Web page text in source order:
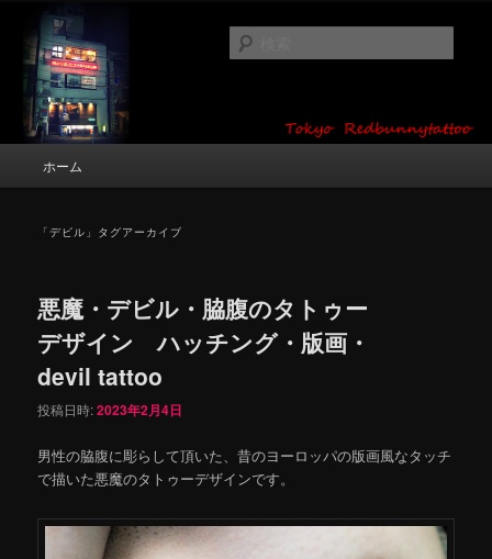
ン
ツ
東京 タトゥースタジオ 吉祥寺 Red
Bunny Tattoo タトゥーデザイン・タ
トゥー画像
タトゥーデザイン・画像の紹介（和彫り・ワンポイント・girl tattoo）
ホーム
「デビル 」タグアーカイブ
悪魔・デビル・脇腹のタトゥー
デザイン ハッチング・版画・
devil tattoo
投稿日時:2023年2月4日
男性の脇腹に彫らして頂いた、昔のヨーロッパの版画風なタッチ
で描いた悪魔のタトゥーデザインです。